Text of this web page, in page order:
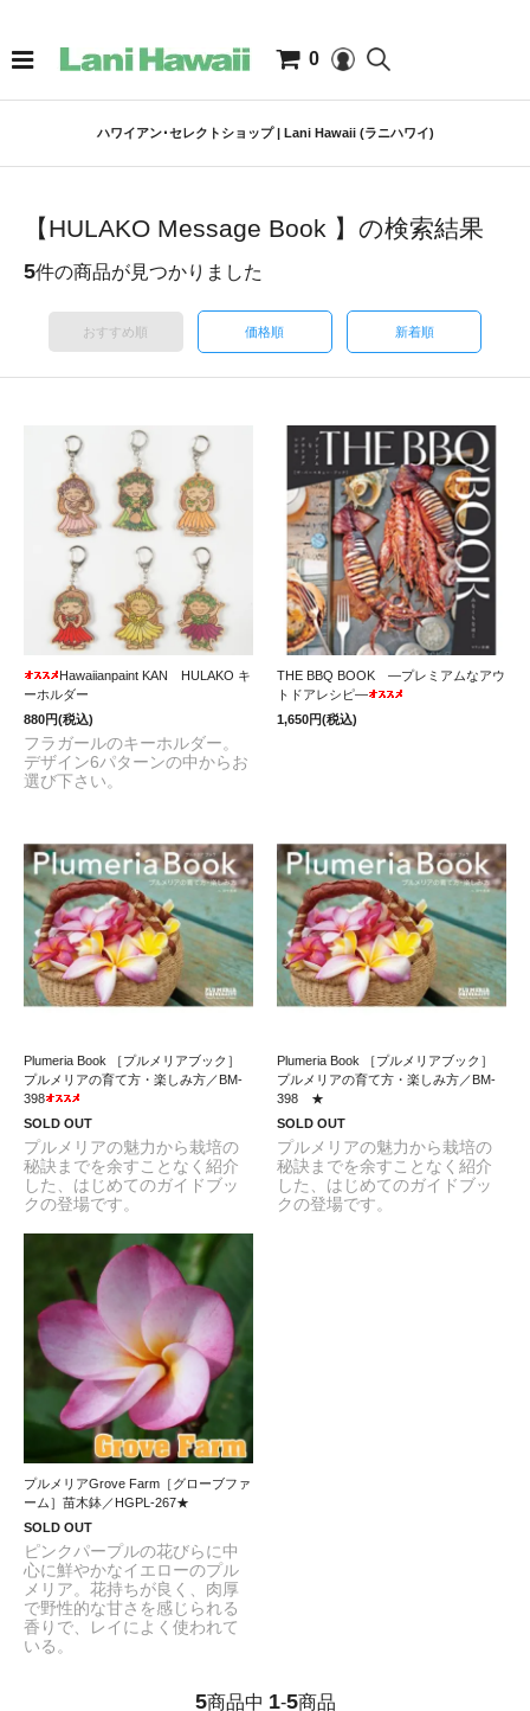
0
ハワイアン･セレクトショップ | Lani Hawaii (ラニハワイ)
【HULAKO Message Book 】の検索結果
5件の商品が見つかりました
おすすめ順 価格順 新着順
Hawaiianpaint KAN HULAKO キ
ーホルダー
880円(税込)
フラガールのキーホルダー。
デザイン6パターンの中からお
選び下さい。
THE BBQ BOOK ―プレミアムなアウ
トドアレシピ―
1,650円(税込)
Plumeria Book ［プルメリアブック］
プルメリアの育て方・楽しみ方／BM-
398
SOLD OUT
プルメリアの魅力から栽培の
秘訣までを余すことなく紹介
した、はじめてのガイドブッ
クの登場です。
Plumeria Book ［プルメリアブック］
プルメリアの育て方・楽しみ方／BM-
398 ★
SOLD OUT
プルメリアの魅力から栽培の
秘訣までを余すことなく紹介
した、はじめてのガイドブッ
クの登場です。
プルメリアGrove Farm［グローブファ
ーム］苗木鉢／HGPL-267★
SOLD OUT
ピンクパープルの花びらに中
心に鮮やかなイエローのプル
メリア。花持ちが良く、肉厚
で野性的な甘さを感じられる
香りで、レイによく使われて
いる。
5商品中 1-5商品